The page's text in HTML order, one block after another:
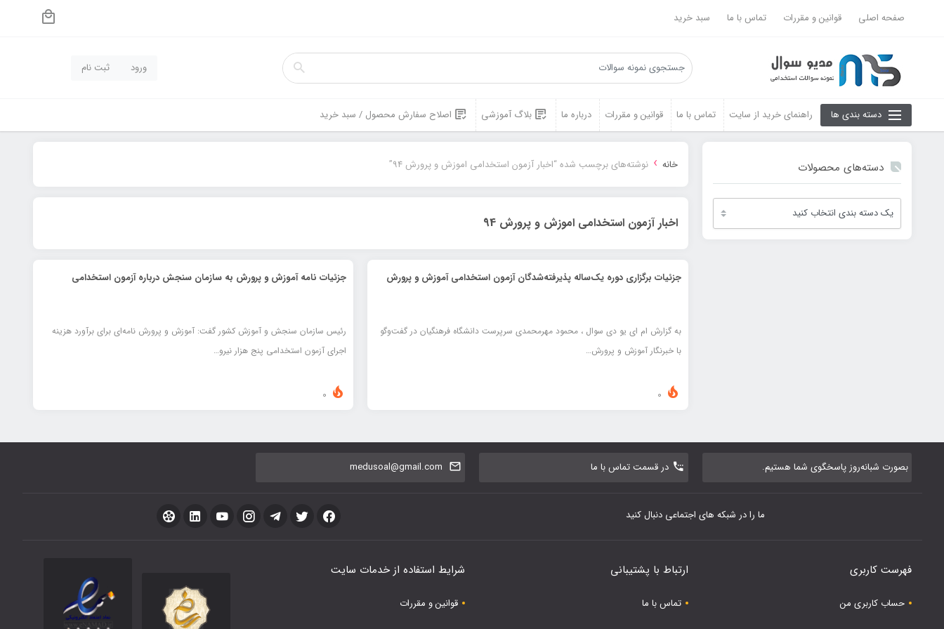
صفحه اصلی قوانین و مقررات تماس با ما سبد خرید
ورود ثبت نام
دسته بندی ها راهنمای خرید از سایت تماس با ما قوانین و مقررات درباره ما بلاگ آموزشی اصلاح سفارش محصول / سبد خرید
دسته‌های محصولات خانه › نوشته‌های برچسب شده “اخبار آزمون استخدامی اموزش و پرورش 94”
اخبار آزمون استخدامی اموزش و پرورش 94
جزئیات برگزاری دوره یک‌ساله پذیرفته‌شدگان آزمون استخدامی آموزش و پرورش
به گزارش ام ای یو دی سوال ، محمود مهرمحمدی سرپرست دانشگاه فرهنگیان در گفت‌وگو
با خبرنگار آموزش و پرورش…
جزئیات نامه آموزش و پرورش به سازمان سنجش درباره آزمون استخدامی
رئیس سازمان سنجش و آموزش کشور گفت: آموزش و پرورش نامه‌ای برای برآورد هزینه
اجرای آزمون استخدامی پنج هزار نیرو…
بصورت شبانه‌روز پاسخگوی شما هستیم. در قسمت تماس با ما medusoal@gmail.com
ما را در شبکه های اجتماعی دنبال کنید
فهرست کاربری
حساب کاربری من
ارتباط با پشتیبانی
تماس با ما
شرایط استفاده از خدمات سایت
قوانین و مقررات